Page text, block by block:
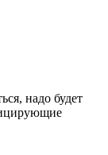
надо будет